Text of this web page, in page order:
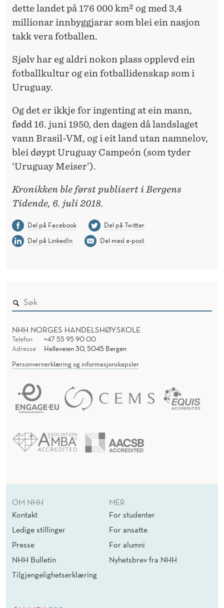
dette landet på 176 000 km² og med 3,4
millionar innbyggjarar som blei ein nasjon
takk vera fotballen.
Sjølv har eg aldri nokon plass opplevd ein
fotballkultur og ein fotballidenskap som i
Uruguay.
Og det er ikkje for ingenting at ein mann,
fødd 16. juni 1950, den dagen då landslaget
vann Brasil-VM, og i eit land utan namnelov,
blei døypt Uruguay Campeón (som tyder
‘Uruguay Meiser’).
Kronikken ble først publisert i Bergens
Tidende, 6. juli 2018.
Del på Facebook
Del på Twitter
Del på LinkedIn
Del med e-post
NHH NORGES HANDELSHØYSKOLE
Telefon
+47 55 95 90 00
Adresse
Helleveien 30, 5045 Bergen
Personvernerklæring og informasjonskapsler
OM NHH
Kontakt
Ledige stillinger
Presse
NHH Bulletin
Tilgjengelighetserklæring
MER
For studenter
For ansatte
For alumni
Nyhetsbrev fra NHH